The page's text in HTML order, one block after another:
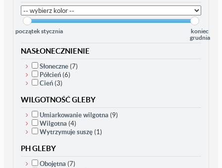
początek stycznia
koniec
grudnia
NASŁONECZNIENIE
Słoneczne (7)
Półcień (6)
Cień (3)
WILGOTNOŚĆ GLEBY
Umiarkowanie wilgotna (9)
Wilgotna (4)
Wytrzymuje suszę (1)
PH GLEBY
Obojętna (7)